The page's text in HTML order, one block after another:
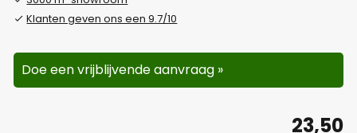
Klanten geven ons een 9.7/10
Doe een vrijblijvende aanvraag »
23,50